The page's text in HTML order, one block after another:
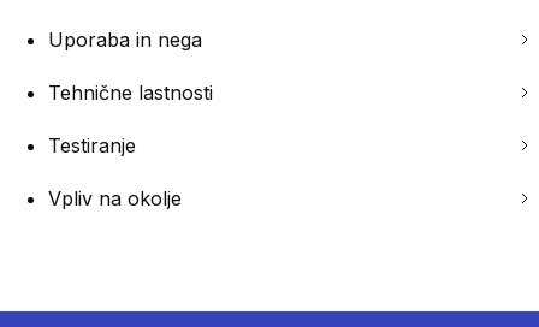
Uporaba in nega
Tehnične lastnosti
Testiranje
Vpliv na okolje